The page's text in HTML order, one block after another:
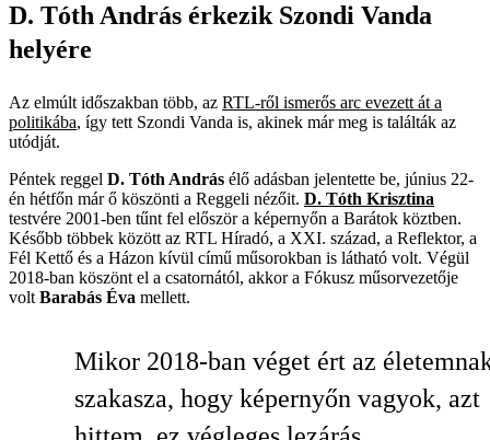
D. Tóth András érkezik Szondi Vanda
helyére
Az elmúlt időszakban több, az RTL-ről ismerős arc evezett át a
politikába, így tett Szondi Vanda is, akinek már meg is találták az
utódját.
Péntek reggel D. Tóth András élő adásban jelentette be, június 22-
én hétfőn már ő köszönti a Reggeli nézőit. D. Tóth Krisztina
testvére 2001-ben tűnt fel először a képernyőn a Barátok köztben.
Később többek között az RTL Híradó, a XXI. század, a Reflektor, a
Fél Kettő és a Házon kívül című műsorokban is látható volt. Végül
2018-ban köszönt el a csatornától, akkor a Fókusz műsorvezetője
volt Barabás Éva mellett.
Mikor 2018-ban véget ért az
szakasza, hogy képernyőn vagyok, azt